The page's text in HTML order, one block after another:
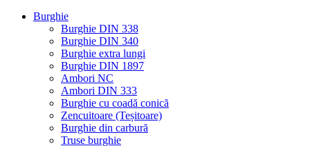
Burghie
Burghie DIN 338
Burghie DIN 340
Burghie extra lungi
Burghie DIN 1897
Ambori NC
Ambori DIN 333
Burghie cu coadă conică
Zencuitoare (Teșitoare)
Burghie din carbură
Truse burghie